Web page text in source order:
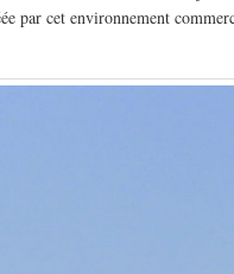
par cet environnement